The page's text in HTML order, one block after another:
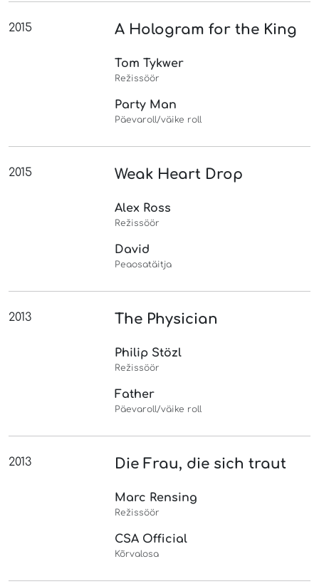
2015 A Hologram for the King
Tom Tykwer
Režissöör
Party Man
Päevaroll/väike roll
2015 Weak Heart Drop
Alex Ross
Režissöör
David
Peaosatäitja
2013 The Physician
Philip Stözl
Režissöör
Father
Päevaroll/väike roll
2013 Die Frau, die sich traut
Marc Rensing
Režissöör
CSA Official
Kõrvalosa